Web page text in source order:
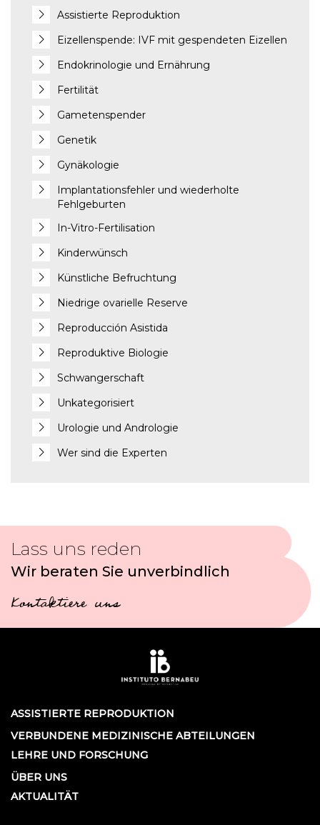
Assistierte Reproduktion
Eizellenspende: IVF mit gespendeten Eizellen
Endokrinologie und Ernährung
Fertilität
Gametenspender
Genetik
Gynäkologie
Implantationsfehler und wiederholte
Fehlgeburten
In-Vitro-Fertilisation
Kinderwünsch
Künstliche Befruchtung
Niedrige ovarielle Reserve
Reproducción Asistida
Reproduktive Biologie
Schwangerschaft
Unkategorisiert
Urologie und Andrologie
Wer sind die Experten
Lass uns reden
Wir beraten Sie unverbindlich
Kontaktiere uns
ASSISTIERTE REPRODUKTION
VERBUNDENE MEDIZINISCHE ABTEILUNGEN
LEHRE UND FORSCHUNG
ÜBER UNS
AKTUALITÄT